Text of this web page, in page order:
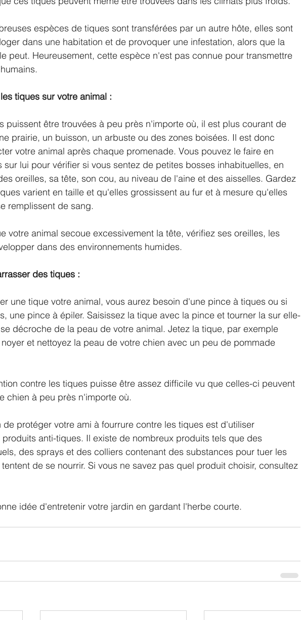
espèces de tiques sont transférées par un autre hôte, elles sont
dans une habitation et de provoquer une infestation, alors que la
peut. Heureusement, cette espèce n'est pas connue pour transmettre
tiques sur votre animal :
puissent être trouvées à peu près n'importe où, il est plus courant de
prairie, un buisson, un arbuste ou des zones boisées. Il est donc
votre animal après chaque promenade. Vous pouvez le faire en
sur lui pour vérifier si vous sentez de petites bosses inhabituelles, en
oreilles, sa tête, son cou, au niveau de l'aine et des aisselles. Gardez
varient en taille et qu'elles grossissent au fur et à mesure qu'elles
remplissent de sang.
votre animal secoue excessivement la tête, vérifiez ses oreilles, les
dans des environnements humides.
des tiques :
une tique votre animal, vous aurez besoin d'une pince à tiques ou si
une pince à épiler. Saisissez la tique avec la pince et tourner la sur elle-
décroche de la peau de votre animal. Jetez la tique, par exemple
et nettoyez la peau de votre chien avec un peu de pommade
contre les tiques puisse être assez difficile vu que celles-ci peuvent
chien à peu près n'importe où.
de protéger votre ami à fourrure contre les tiques est d'utiliser
anti-tiques. Il existe de nombreux produits tels que des
des sprays et des colliers contenant des substances pour tuer les
de se nourrir. Si vous ne savez pas quel produit choisir, consultez
idée d'entretenir votre jardin en gardant l'herbe courte.